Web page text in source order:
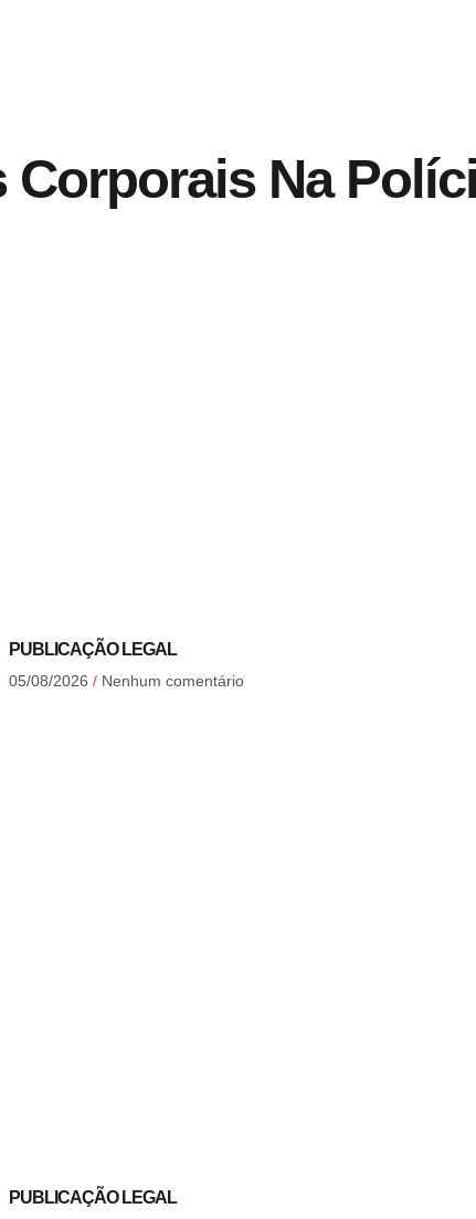
Corporais Na
PUBLICAÇÃO LEGAL
05/08/2026 Nenhum comentário
PUBLICAÇÃO LEGAL